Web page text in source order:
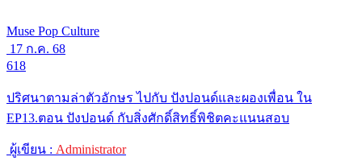
Muse Pop Culture
17 ก.ค. 68
618
ปริศนาตามล่าตัวอักษร ไปกับ ปังปอนด์และผองเพื่อน ใน
EP13.ตอน ปังปอนด์ กับสิ่งศักดิ์สิทธิ์พิชิตคะแนนสอบ
ผู้เขียน : Administrator